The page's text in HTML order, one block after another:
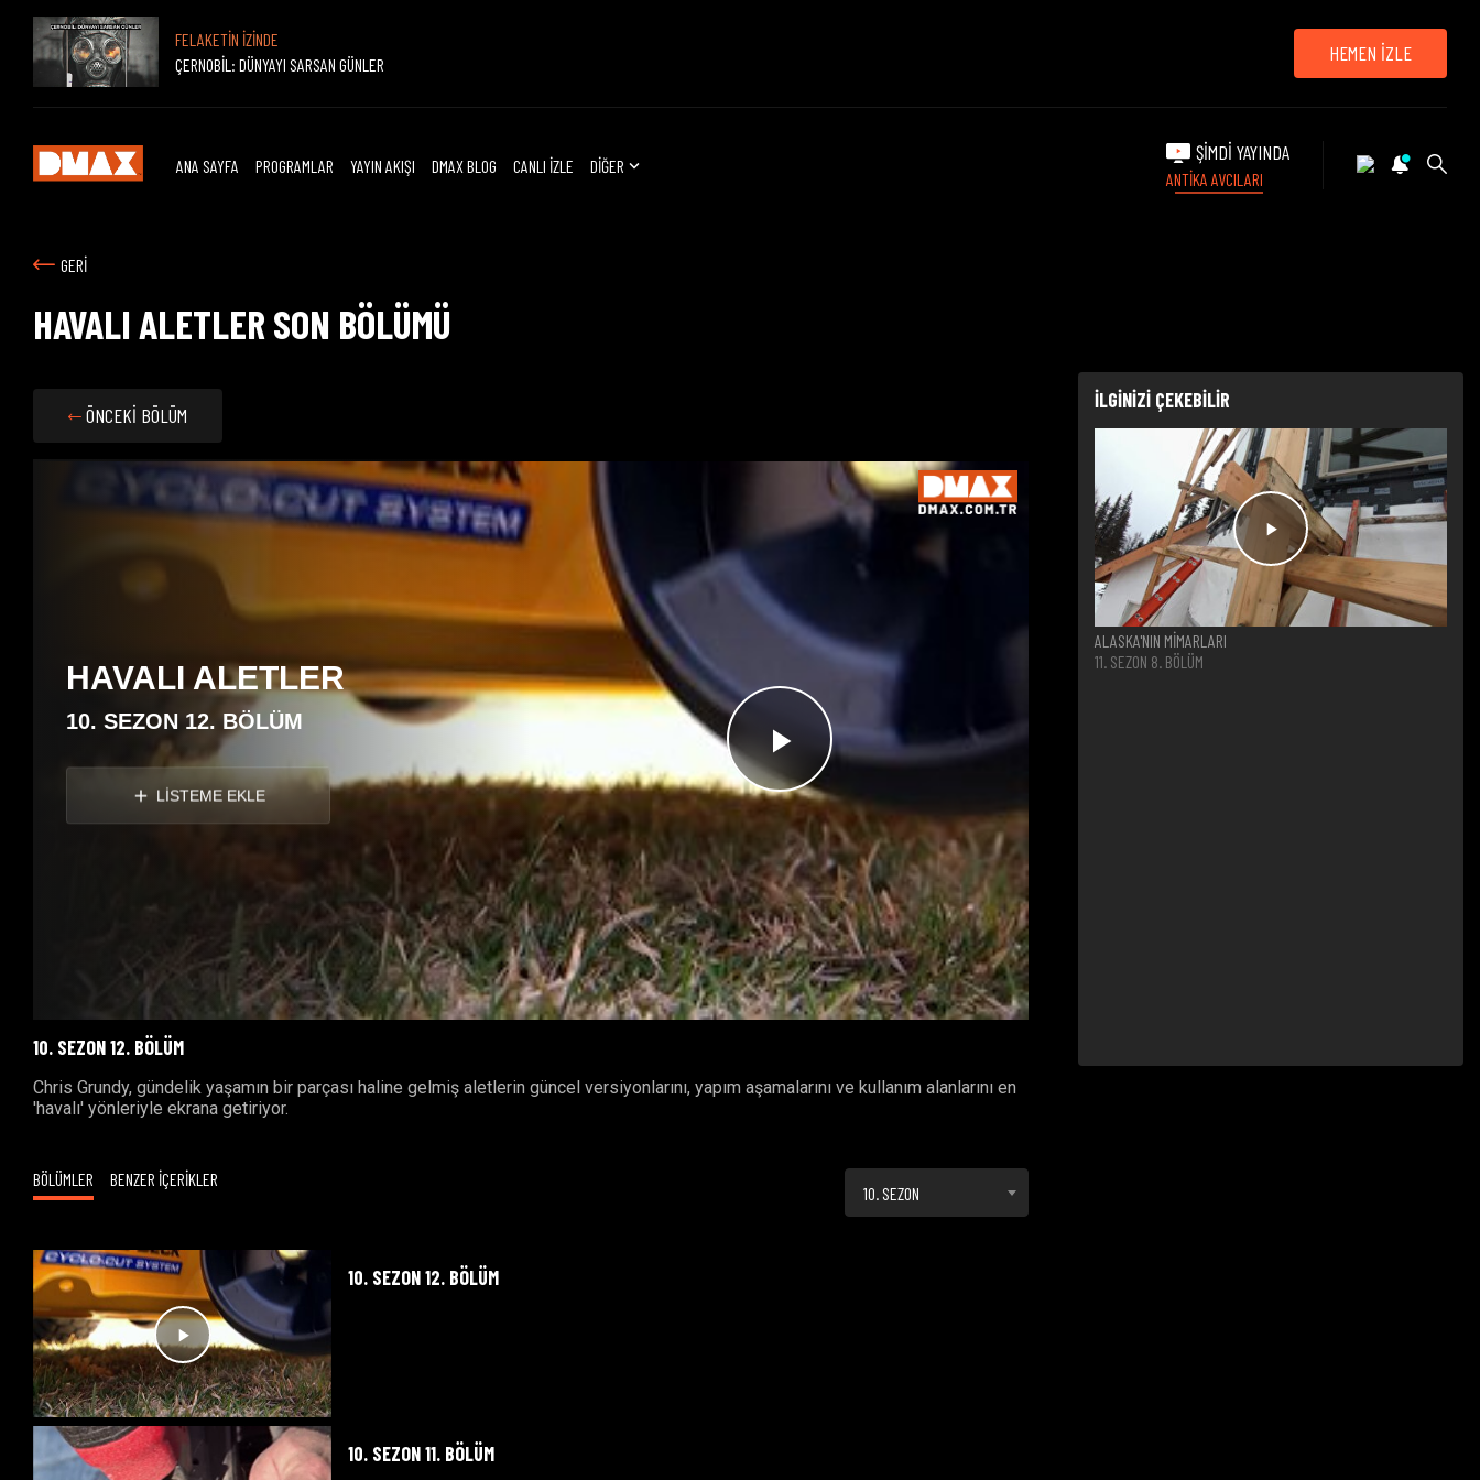
FELAKETİN İZİNDE
ÇERNOBİL: DÜNYAYI SARSAN GÜNLER
HEMEN İZLE
ANA SAYFA PROGRAMLAR YAYIN AKIŞI DMAX BLOG CANLI İZLE DİĞER
ŞİMDİ YAYINDA
ANTİKA AVCILARI
GERİ
HAVALI ALETLER SON BÖLÜMÜ
ÖNCEKİ BÖLÜM
Videoyu
Oynat
HAVALI ALETLER
10. SEZON 12. BÖLÜM
LİSTEME EKLE
10. SEZON 12. BÖLÜM
Chris Grundy, gündelik yaşamın bir parçası haline gelmiş aletlerin güncel versiyonlarını, yapım aşamalarını ve kullanım alanlarını en
'havalı' yönleriyle ekrana getiriyor.
BÖLÜMLER BENZER İÇERİKLER
10. SEZON
10. SEZON 12. BÖLÜM
10. SEZON 11. BÖLÜM
İLGİNİZİ ÇEKEBİLİR
ALASKA'NIN MİMARLARI
11. SEZON 8. BÖLÜM